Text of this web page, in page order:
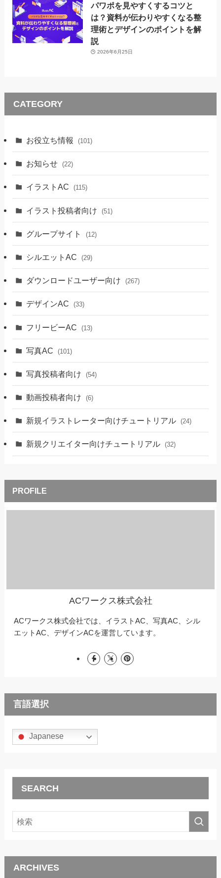
パワポを見やすくするコツと
は？資料が伝わりやすくなる整
理術とデザインのポイントを解
説
2026年6月25日
CATEGORY
お役立ち情報 (101)
お知らせ (22)
イラストAC (115)
イラスト投稿者向け (51)
グループサイト (12)
シルエットAC (29)
ダウンロードユーザー向け (267)
デザインAC (33)
フリービーAC (13)
写真AC (101)
写真投稿者向け (54)
動画投稿者向け (6)
新規イラストレーター向けチュートリアル (24)
新規クリエイター向けチュートリアル (32)
ACワークス株式会社
ACワークス株式会社では、イラストAC、写真AC、シル
エットAC、デザインACを運営しています。
言語選択
Japanese
SEARCH
ARCHIVES